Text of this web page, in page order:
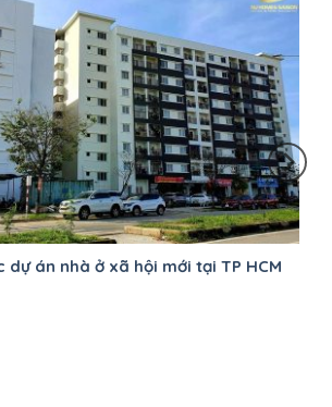
dự án nhà ở xã hội mới tại TP HCM